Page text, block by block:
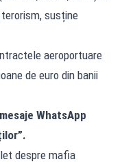
susține
aeroportuare
de euro din banii
WhatsApp
despre mafia